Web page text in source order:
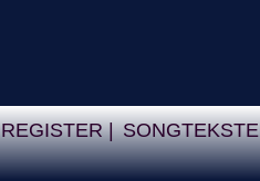
REGISTER |